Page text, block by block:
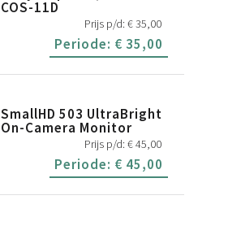
COS-11D
Prijs p/d: €35,00
Periode: € 35,00
SmallHD 503 UltraBright
On-Camera Monitor
Prijs p/d: €45,00
Periode: € 45,00